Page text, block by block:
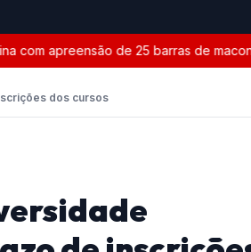
apreensão de 25 barras de maconha
dos cursos